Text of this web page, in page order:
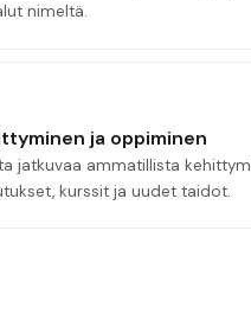
nimeltä.
ja oppiminen
jatkuvaa ammatillista
kurssit ja uudet taidot.